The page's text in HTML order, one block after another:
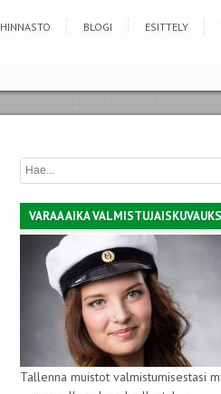
HINNASTO BLOGI ESITTELY
VARAA AIKA
Tallenna muistot valmistumisestasi